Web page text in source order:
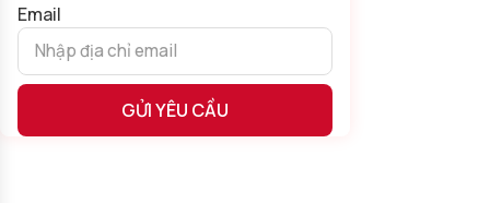
Ngoài ra, chaiMacallan
nghệ thuật. Vỏ hộp là bầu trời xanh, mây trắng, mang tone màu
nhạt, phần nào thể hiện lòng mong muốn được yên bình, tự do
như những chú chim trên trời.
Email